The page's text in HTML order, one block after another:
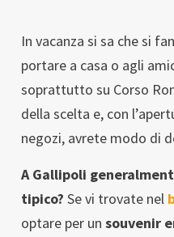
In vacanza si sa che si
portare a casa o agli
soprattutto su Corso
della scelta e, con
negozi, avrete modo di
A Gallipoli
tipico? Se vi trovate nel
optare per un souvenir